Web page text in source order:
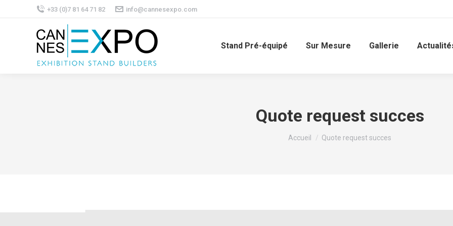
+33 (0)7 81 64 71 82 info@cannesexpo.com
Stand Pré-équipé Sur Mesure Gallerie
Quote request succes
Vous êtes ici :
Accueil Quote request succes